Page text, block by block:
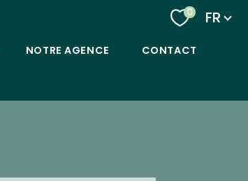
0 FR
NOTRE AGENCE CONTACT